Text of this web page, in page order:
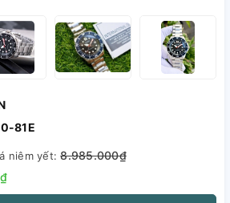
81E
niêm yết:8.985.000₫